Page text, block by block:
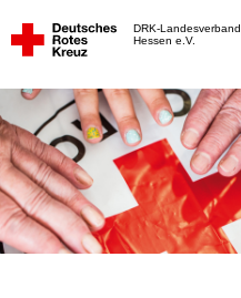
DRK-Landesverband
Hessen e.V.